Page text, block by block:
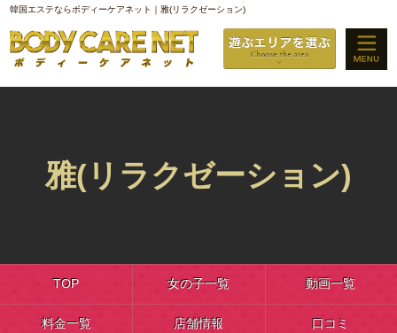
韓国エステならボディーケアネット｜雅(リラクゼーション)
雅(リラクゼーション)
TOP 女の子一覧 動画一覧
料金一覧 店舗情報 口コミ